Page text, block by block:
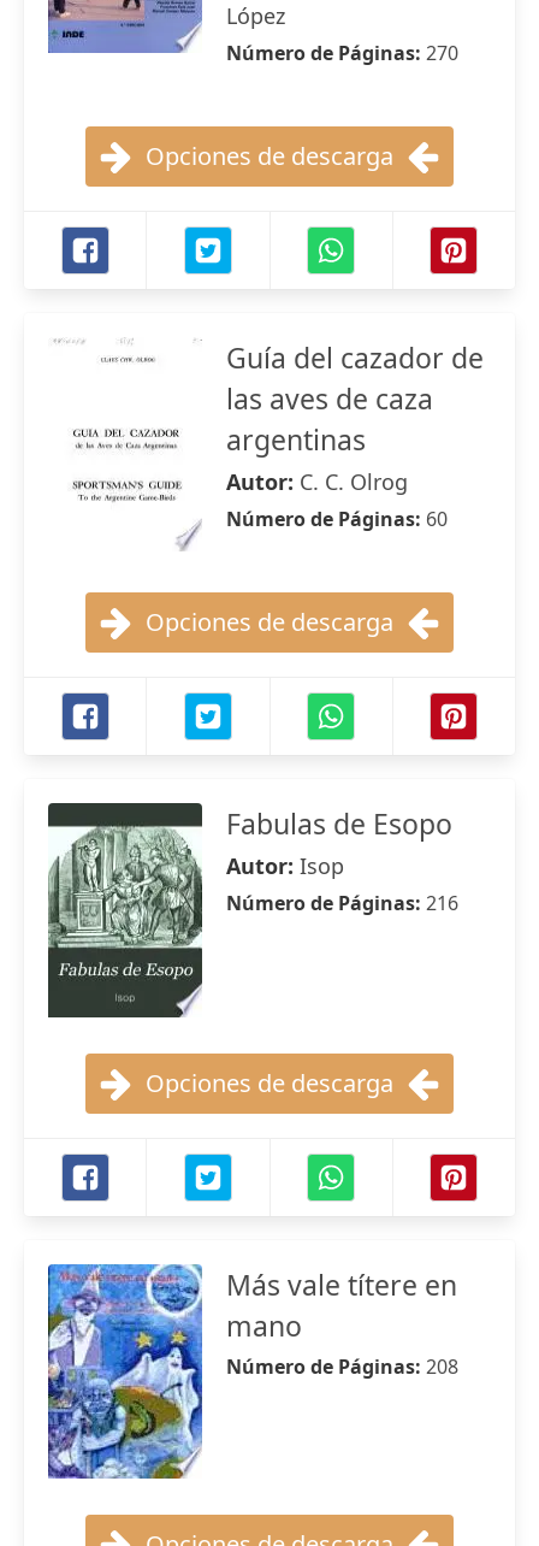
López
Número de Páginas: 270
Opciones de descarga
Guía del cazador de
las aves de caza
argentinas
Autor: C. C. Olrog
Número de Páginas: 60
Opciones de descarga
Fabulas de Esopo
Autor: Isop
Número de Páginas: 216
Opciones de descarga
Más vale títere en
mano
Número de Páginas: 208